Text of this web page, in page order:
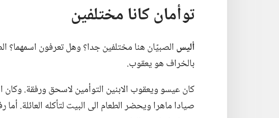
توأمان كانا مختلفين
أليسالصبيّان هنا مختلفين جدا؟‏ وهل تعرفون اسمهما؟‏
بالخراف هو يعقوب.‏
كان عيسو ويعقوب الابنين التوأمين لاسحق ورفقة.‏
صيادا ماهرا ويحضر الطعام الى البيت لتأكله العائلة.‏